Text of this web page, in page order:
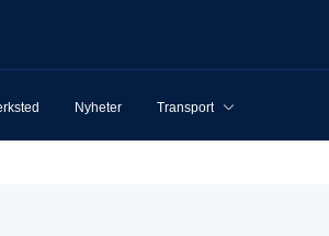
Nyheter Transport